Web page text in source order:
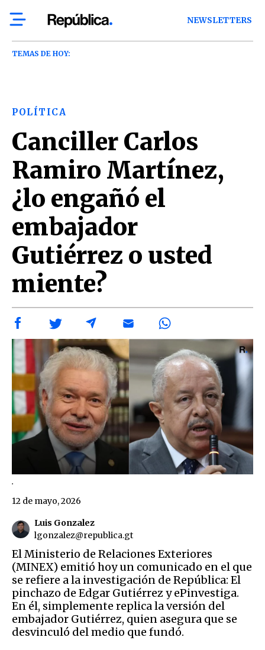
NEWSLETTERS
TEMAS DE HOY:
POLÍTICA
Canciller Carlos
Ramiro Martínez,
¿lo engañó el
embajador
Gutiérrez o usted
miente?
.
Luis Gonzalez
lgonzalez@republica.gt
12 de mayo, 2026
El Ministerio de Relaciones Exteriores
(MINEX) emitió hoy un comunicado en el que
se refiere a la investigación de República: El
pinchazo de Edgar Gutiérrez y ePinvestiga.
En él, simplemente replica la versión del
embajador Gutiérrez, quien asegura que se
desvinculó del medio que fundó.